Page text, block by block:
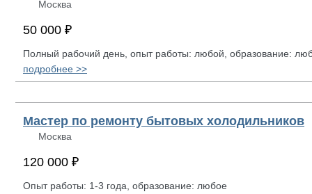
Москва
50 000 ₽
Полный рабочий день, опыт работы: любой, образование:
подробнее >>
Мастер по ремонту бытовых холодильников
Москва
120 000 ₽
Опыт работы: 1-3 года, образование: любое